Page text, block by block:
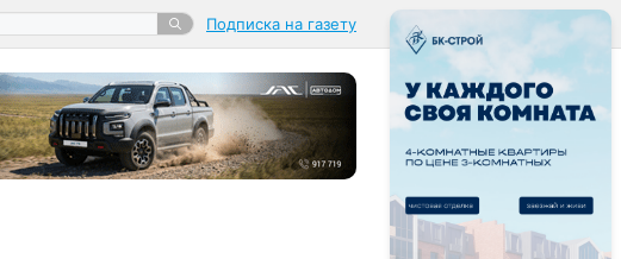
Подписка на газету